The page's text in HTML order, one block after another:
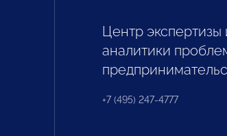
Центр экспертизы
аналитики
+7 (495) 247-4777